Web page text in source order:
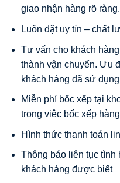
giao nhận hàng rõ ràng.
Luôn đặt uy tín – chất
Tư vấn cho khách
thành vận chuyển. Ưu
khách hàng đã sử
Miễn phí bốc xếp tại
trong việc bốc xếp
Hình thức thanh toán
Thông báo liên tục tình
khách hàng được biết